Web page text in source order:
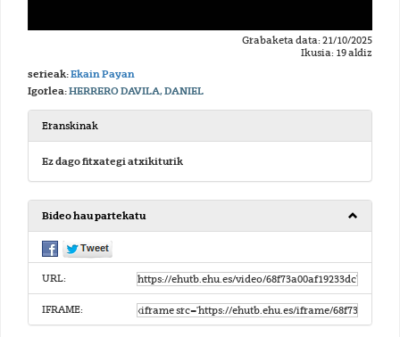
Grabaketa data: 21/10/2025
Ikusia: 19 aldiz
serieak:Ekain Payan
Igorlea:HERRERO DAVILA, DANIEL
Eranskinak
Ez dago fitxategi atxikiturik
Bideo hau partekatu
URL:
IFRAME: